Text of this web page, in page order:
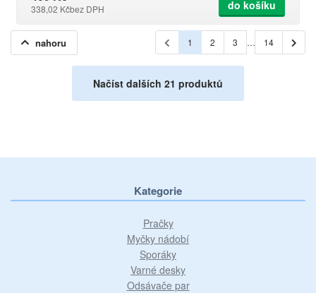
338,02 Kčbez DPH do košíku
nahoru 1 2 3 … 14
Načíst dalších 21 produktů
Kategorie
Pračky
Myčky nádobí
Sporáky
Varné desky
Odsávače par